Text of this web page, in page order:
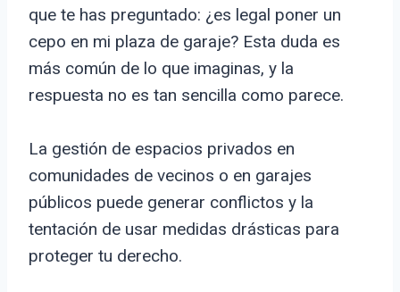
que te has preguntado: ¿es legal poner un
cepo en mi plaza de garaje? Esta duda es
más común de lo que imaginas, y la
respuesta no es tan sencilla como parece.
La gestión de espacios privados en
comunidades de vecinos o en garajes
públicos puede generar conflictos y la
tentación de usar medidas drásticas para
proteger tu derecho.